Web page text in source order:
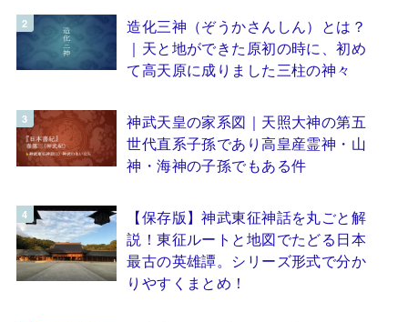
造化三神（ぞうかさんしん）とは？
｜天と地ができた原初の時に、初め
て高天原に成りました三柱の神々
神武天皇の家系図｜天照大神の第五
世代直系子孫であり高皇産霊神・山
神・海神の子孫でもある件
【保存版】神武東征神話を丸ごと解
説！東征ルートと地図でたどる日本
最古の英雄譚。シリーズ形式で分か
りやすくまとめ！